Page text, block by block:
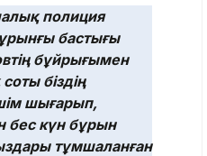
полиция
бастығы
бұйрығымен
біздің
шығарып,
бес күн бұрын
тұмшаланған